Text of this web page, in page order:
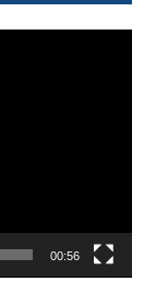
00:56